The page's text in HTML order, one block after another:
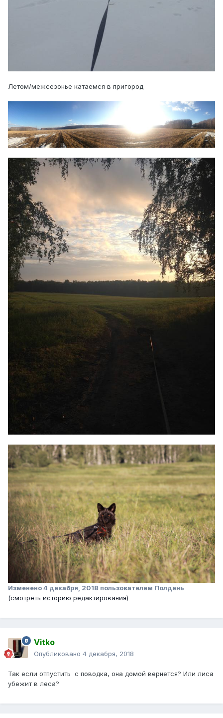
Летом/межсезонье катаемся в пригород
Изменено4 декабря, 2018 пользователем Полдень
(смотреть историю редактирования)
Vitko
Опубликовано 4 декабря, 2018
Так если отпустить с поводка, она домой вернется? Или лиса
убежит в леса?